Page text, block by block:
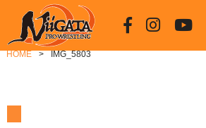
HOME IMG_5803